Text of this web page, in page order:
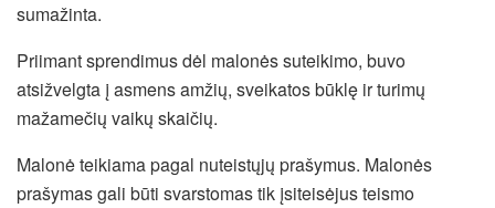
sumažinta.
Priimant sprendimus dėl malonės suteikimo, buvo
atsižvelgta į asmens amžių, sveikatos būklę ir turimų
mažamečių vaikų skaičių.
Malonė teikiama pagal nuteistųjų prašymus. Malonės
prašymas gali būti svarstomas tik įsiteisėjus teismo